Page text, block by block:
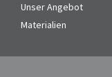
Unser Angebot
Materialien